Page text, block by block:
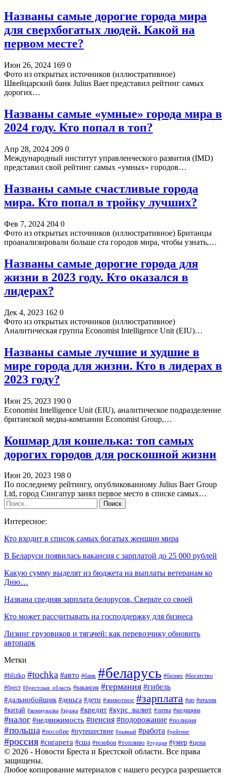
Названы самые дорогие города мира
для сверхбогатых людей. Какой на
первом месте?
Июн 26, 2024 169 0
Фото из открытых источников (иллюстративное)
Швейцарский банк Julius Baer представил рейтинг самых
дорогих…
Названы самые «умные» города мира в
2024 году. Кто попал в топ?
Апр 28, 2024 209 0
Международный институт управленческого развития (IMD)
представил свой рейтинг самых «умных» городов…
Названы самые счастливые города
мира. Кто попал в тройку лучших?
Фев 7, 2024 204 0
Фото из открытых источников (иллюстративное) Британцы
проанализировали больше ста городов мира, чтобы узнать,…
Названы самые дорогие города для
жизни в 2023 году. Кто оказался в
лидерах?
Дек 4, 2023 162 0
Фото из открытых источников (иллюстративное)
Аналитическая группа Economist Intelligence Unit (EIU)…
Названы самые лучшие и худшие в
мире города для жизни. Кто в лидерах в
2023 году?
Июн 25, 2023 190 0
Economist Intelligence Unit (EIU), аналитическое подразделение
британской медиа-компании Economist Group,…
Кошмар для кошелька: топ самых
дорогих городов для роскошной жизни
Июн 20, 2023 198 0
По последнему рейтингу, опубликованному Julius Baer Group
Ltd, город Сингапур занял первое место в списке самых…
Интересное:
Кто входит в список самых богатых женщин мира
В Беларуси появилась вакансия с зарплатой до 25 000 рублей
Какую сумму выделят из бюджета на выплаты ветеранам ко
Дню…
Названа средняя зарплата белорусов. Сверьте со своей
Кто может рассчитывать на господдержку для бизнеса
Лизинг грузовиков и тягачей: как перевозчику обновить
автопарк
Метки
#blizko #tochka #авто #банк #беларусь #бизнес #богатство
#брест #брестская_область #вакансия #германия #гибель
#дальнобойщик #деньга #дети #животное #зарплата #ип #италия
#китай #коммуналка #кража #кредит #курс_валют #литва #медицина
#налог #недвижимость #пенсия #подорожание #полиция
#польша #пособие #путешествие #пьяный #работа #рейтинг
#россия #сигарета #сша #телефон #топливо #турция #умер #цена
© 2026 - Новости Бреста и Брестской области. Все права
защищены.
Любое копирование материалов с нашего ресурса разрешается